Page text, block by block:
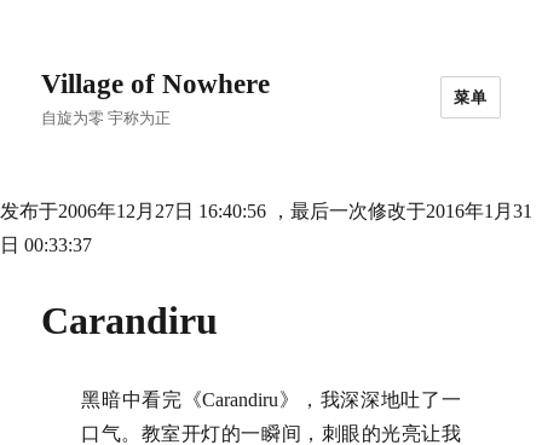
Village of Nowhere
自旋为零 宇称为正
菜单
发布于2006年12月27日 16:40:56 ，最后一次修改于2016年1月31
日 00:33:37
Carandiru
黑暗中看完《Carandiru》，我深深地吐了一
口气。教室开灯的一瞬间，刺眼的光亮让我